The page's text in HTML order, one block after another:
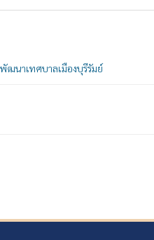
ฒนาเทศบาลเมืองบุรีรัมย์